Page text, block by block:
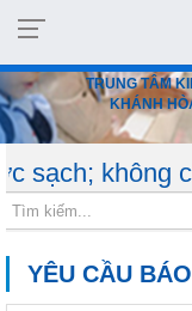
TRUNG TÂM
KHÁNH
YÊU CẦU